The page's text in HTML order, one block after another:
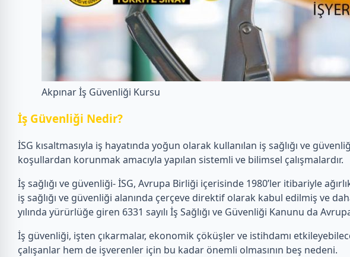
Akpınar İş Güvenliği Kursu
İş Güvenliği Nedir?
İSG kısaltmasıyla iş hayatında yoğun olarak kullanılan iş sağlığı ve
koşullardan korunmak amacıyla yapılan sistemli ve bilimsel çalışmalardır.
İş sağlığı ve güvenliği- İSG, Avrupa Birliği içerisinde 1980’ler itibariyle
iş sağlığı ve güvenliği alanında çerçeve direktif olarak kabul edilmiş ve
yılında yürürlüğe giren 6331 sayılı İş Sağlığı ve Güvenliği Kanunu da
İş güvenliği, işten çıkarmalar, ekonomik çöküşler ve istihdamı
çalışanlar hem de işverenler için bu kadar önemli olmasının beş nedeni.